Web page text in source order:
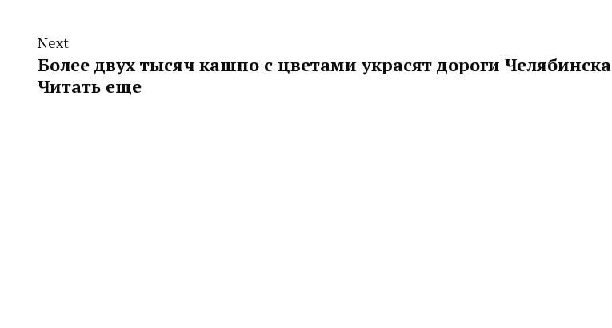
Next
Более двух тысяч кашпо с цветами украсят дороги Челябинска
Читать еще